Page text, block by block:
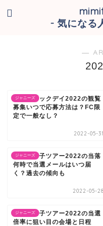
- 気になる
―
ジャニーズ
ミュージックデイ2022の観覧
募集いつで応募方法は？FC限
定で一般なし？
2022-05-31
ジャニーズ
なにわ男子ツアー2022の当落
何時で当選メールはいつ届
く？過去の傾向も
2022-05-28
ジャニーズ
なにわ男子ツアー2022の当選
倍率に狙い目の会場と日程